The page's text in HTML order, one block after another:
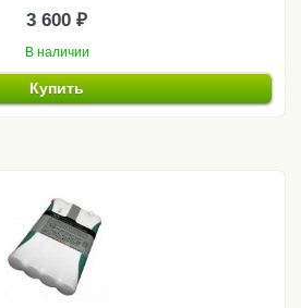
3 600 ₽
В наличии
Купить